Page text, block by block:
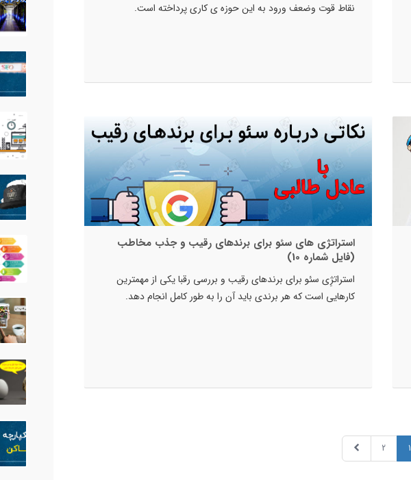
نقاط قوت وضعف ورود به این حوزه ی کاری پرداخته است.
استراتژی های سئو برای برندهای رقیب و جذب مخاطب
(فایل شماره 10)
استراتژِی سئو برای برندهای رقیب و بررسی رقبا یکی از مهمترین
کارهایی است که هر برندی باید آن را به طور کامل انجام دهد.
1
2